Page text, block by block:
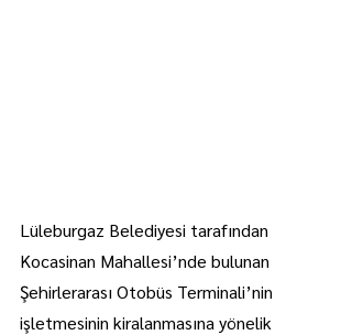
Lüleburgaz Belediyesi tarafından
Kocasinan Mahallesi’nde bulunan
Şehirlerarası Otobüs Terminali’nin
işletmesinin kiralanmasına yönelik